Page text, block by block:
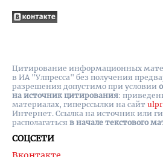
СОЦСЕТИ
Цитирование информационных
в ИА "Улпресса" без получения
разрешения допустимо при условии
на источник цитирования:
материалах, гиперссылки на cайт
Интернет. Ссылка на источник или
располагаться в начале текстового